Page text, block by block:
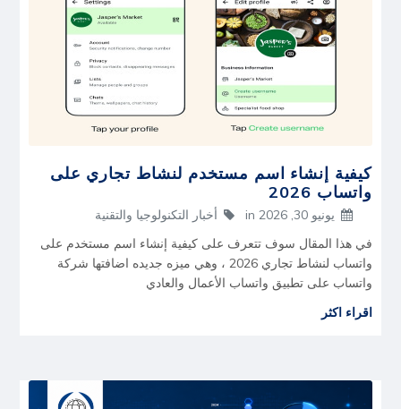
كيفية إنشاء اسم مستخدم لنشاط تجاري على
واتساب 2026
يونيو 30, 2026 in
أخبار التكنولوجيا والتقنية
في هذا المقال سوف تتعرف على كيفية إنشاء اسم مستخدم على
واتساب لنشاط تجاري 2026 ، وهي ميزه جديده اضافتها شركة
واتساب على تطبيق واتساب الأعمال والعادي
اقراء اكثر